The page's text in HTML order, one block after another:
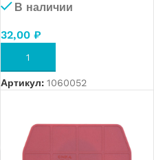
групп для MRK (2,5-10)
В наличии
32,00 ₽
В КОРЗИНУ
Артикул: 1060052